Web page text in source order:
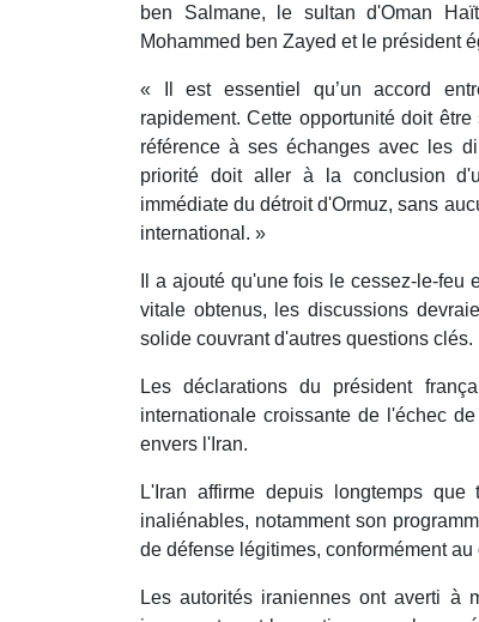
ben Salmane, le sultan d'Oman
Mohammed ben Zayed et le président
« Il est essentiel qu’un accord
rapidement. Cette opportunité doit
référence à ses échanges avec les
priorité doit aller à la conclusion
immédiate du détroit d'Ormuz, sans
international. »
Il a ajouté qu'une fois le cessez-le-
vitale obtenus, les discussions
solide couvrant d'autres questions clés.
Les déclarations du président
internationale croissante de l'échec
envers l'Iran.
L'Iran affirme depuis longtemps
inaliénables, notamment son
de défense légitimes, conformément
Les autorités iraniennes ont averti à